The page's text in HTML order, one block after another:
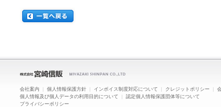
会社案内 | 個人情報保護方針 | インボイス制度対応について | クレジットポリシー |
個人情報及び個人データの利用目的について | 認定個人情報保護団体等について
プライバシーポリシー